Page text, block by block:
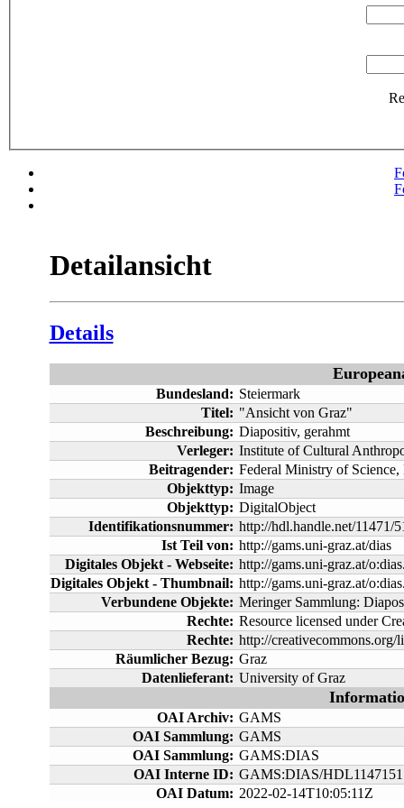
Detailansicht
Details
Bundesland: Steiermark
Titel: "Ansicht von Graz"
Beschreibung: Diapositiv, gerahmt
Verleger: Institute of Cultural
Beitragender: Federal Ministry of Science,
Objekttyp: Image
Objekttyp: DigitalObject
Identifikationsnummer: http://hdl.handle.net/11471/
Ist Teil von: http://gams.uni-graz.at/dias
Digitales Objekt - Webseite: http://gams.uni-graz.at/
Digitales Objekt - Thumbnail: http://gams.uni-graz.at/
Verbundene Objekte: Meringer Sammlung:
Rechte: Resource licensed under
Rechte: http://creativecommons.org/
Räumlicher Bezug: Graz
Datenlieferant: University of Graz
OAI Archiv: GAMS
OAI Sammlung: GAMS
OAI Sammlung: GAMS:DIAS
OAI Interne ID: GAMS:DIAS/
OAI Datum: 2022-02-14T10:05:11Z